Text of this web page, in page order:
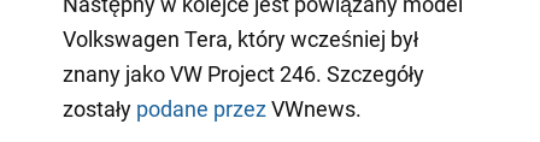
Volkswagen Tera, który wcześniej był
znany jako VW Project 246. Szczegóły
zostały podane przezVWnews.